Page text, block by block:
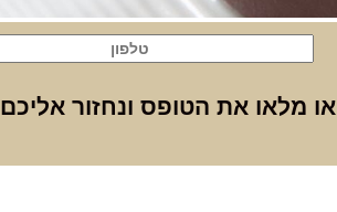
או מלאו את הטופס ונחזור אליכם